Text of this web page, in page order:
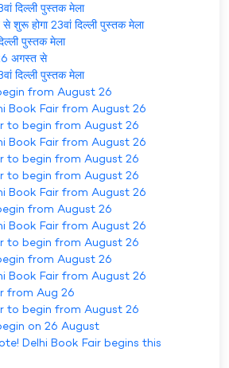
दिल्ली पुस्तक मेला
शुरू होगा 23वां दिल्ली पुस्तक मेला
पुस्तक मेला
अगस्त से
दिल्ली पुस्तक मेला
from August 26
Book Fair from August 26
to begin from August 26
Book Fair from August 26
to begin from August 26
to begin from August 26
Book Fair from August 26
from August 26
Book Fair from August 26
to begin from August 26
from August 26
Book Fair from August 26
from Aug 26
to begin from August 26
on 26 August
Delhi Book Fair begins this